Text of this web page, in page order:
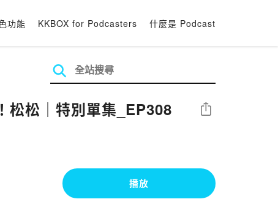
功能 KKBOX for Podcasters 什麼是 Podcast
松松｜特別單集_EP308 分享
播放